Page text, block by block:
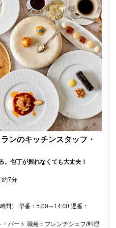
ンのキッチンスタッフ・
。包丁が握れなくても大丈夫！
約7分
間） 早番：5:00～14:00 遅番：
パート 職種：フレンチシェフ/料理